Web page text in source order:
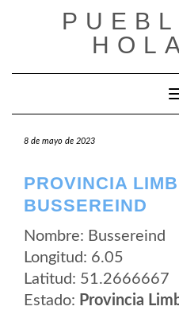
8 de mayo de 2023
PROVINCIA
BUSSEREIND
Nombre: Bussereind
Longitud: 6.05
Latitud: 51.2666667
Estado: Provincia